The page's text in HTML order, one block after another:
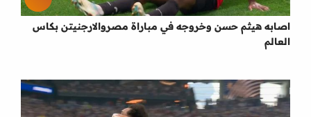
اصابه هيثم حسن وخروجه في مباراة مصروالارجنيتن بكاس
العالم